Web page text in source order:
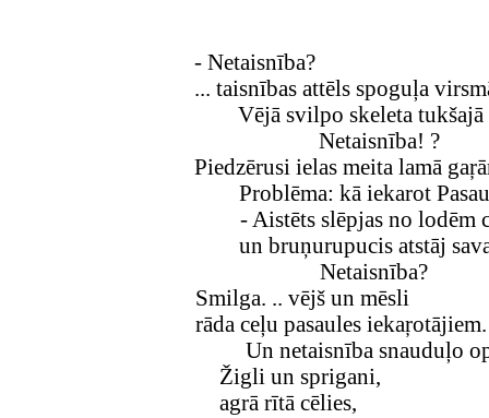
- Netaisnība?
... taisnības attēls spoguļa
Vējā svilpo skeleta
Netaisnība! ?
Piedzērusi ielas meita lamā
Problēma: kā iekarot
- Aistēts slēpjas no lodēm
un bruņurupucis atstāj
Netaisnība?
Smilga. .. vējš un mēsli
rāda ceļu pasaules iekaŗotājiem.
Un netaisnība snauduļo
Žigli un sprigani,
agrā rītā cēlies,